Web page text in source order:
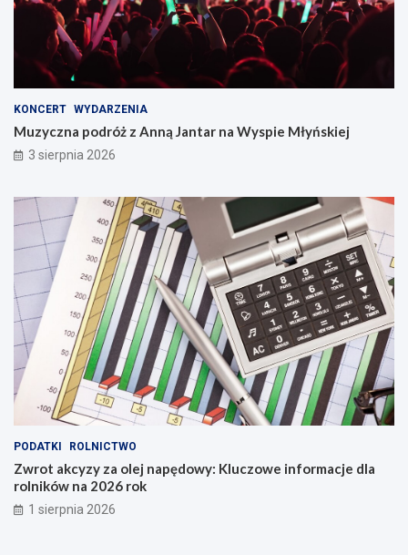
KONCERT WYDARZENIA
Muzyczna podróż z Anną Jantar na Wyspie Młyńskiej
3 sierpnia 2026
PODATKI ROLNICTWO
Zwrot akcyzy za olej napędowy: Kluczowe informacje dla
rolników na 2026 rok
1 sierpnia 2026